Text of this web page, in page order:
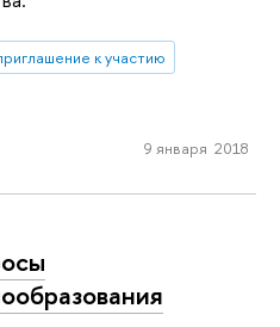
к участию
9 января 2018